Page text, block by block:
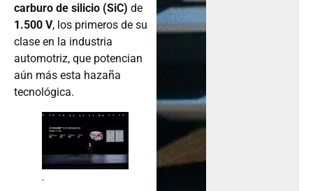
carburo de silicio (SiC) de
1.500 V, los primeros de su
clase en la industria
automotriz, que potencian
aún más esta hazaña
tecnológica.
.